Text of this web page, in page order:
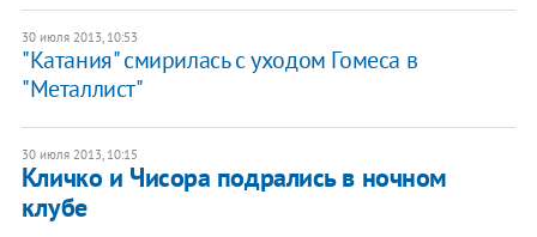
30 июля 2013, 10:53
"Катания" смирилась с уходом Гомеса в
"Металлист"
30 июля 2013, 10:15
Кличко и Чисора подрались в ночном
клубе